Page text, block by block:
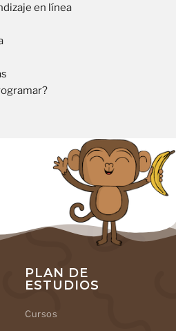
en línea
PLAN DE
ESTUDIOS
Cursos